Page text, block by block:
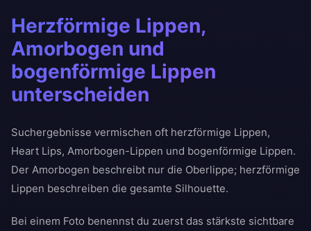
Herzförmige Lippen,
Amorbogen und
bogenförmige Lippen
unterscheiden
Suchergebnisse vermischen oft herzförmige Lippen,
Heart Lips, Amorbogen-Lippen und bogenförmige Lippen.
Der Amorbogen beschreibt nur die Oberlippe; herzförmige
Lippen beschreiben die gesamte Silhouette.
Bei einem Foto benennst du zuerst das stärkste sichtbare